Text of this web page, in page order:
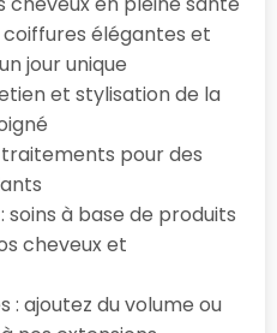
élégantes et
jour unique
et stylisation de la
traitements pour des
à base de produits
cheveux et
: ajoutez du volume ou